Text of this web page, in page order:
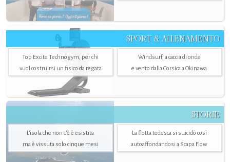
SPORT & ALLENAMENTO
Top Excite Technogym, per chi
vuol costruirsi un fisico da regata
Windsurf, a caccia di onde
e vento dalla Corsica a Okinawa
STORIE
L’isola che non c'è è esistita
ma è vissuta solo cinque mesi
La flotta tedesca si suicidò così
autoaffondandosi a Scapa Flow